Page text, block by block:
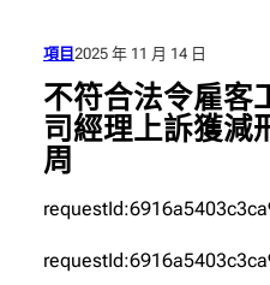
項目 2025 年 11 月 14 日
不符合法令雇客
司經理上訴獲減
周